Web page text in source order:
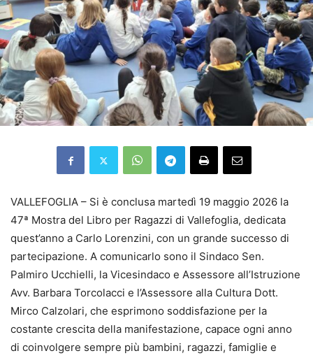
VALLEFOGLIA – Si è conclusa martedì 19 maggio 2026 la
47ª Mostra del Libro per Ragazzi di Vallefoglia, dedicata
quest’anno a Carlo Lorenzini, con un grande successo di
partecipazione. A comunicarlo sono il Sindaco Sen.
Palmiro Ucchielli, la Vicesindaco e Assessore all’Istruzione
Avv. Barbara Torcolacci e l’Assessore alla Cultura Dott.
Mirco Calzolari, che esprimono soddisfazione per la
costante crescita della manifestazione, capace ogni anno
di coinvolgere sempre più bambini, ragazzi, famiglie e